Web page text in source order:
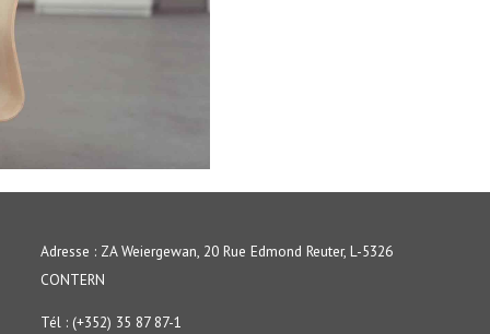
Adresse : ZA Weiergewan, 20 Rue Edmond Reuter, L-5326
CONTERN
Tél : (+352) 35 87 87-1